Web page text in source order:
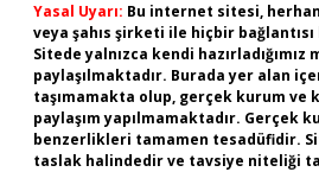
Yasal Uyarı: Bu internet sitesi,
veya şahıs şirketi ile hiçbir
Sitede yalnızca kendi hazırladığımız
paylaşılmaktadır. Burada yer alan
taşımamakta olup, gerçek kurum ve
paylaşım yapılmamaktadır. Gerçek
benzerlikleri tamamen tesadüfidir.
taslak halindedir ve tavsiye niteliği